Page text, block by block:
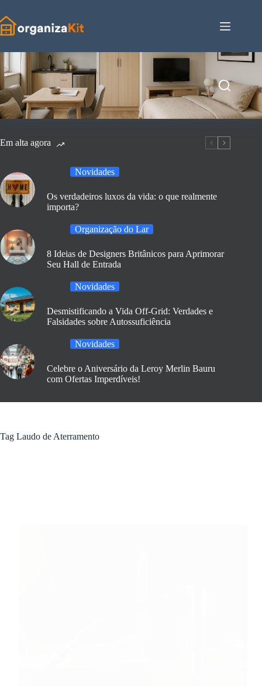
para
o
conteúdo
Em alta agora
Novidades
Os verdadeiros luxos da vida: o que realmente
importa?
Organização do Lar
8 Ideias de Designers Britânicos para Aprimorar
Seu Hall de Entrada
Novidades
Desmistificando a Vida Off-Grid: Verdades e
Falsidades sobre Autossuficiência
Novidades
Celebre o Aniversário da Leroy Merlin Bauru
com Ofertas Imperdíveis!
Tag Laudo de Aterramento